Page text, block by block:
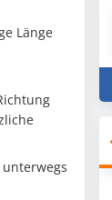
Länge